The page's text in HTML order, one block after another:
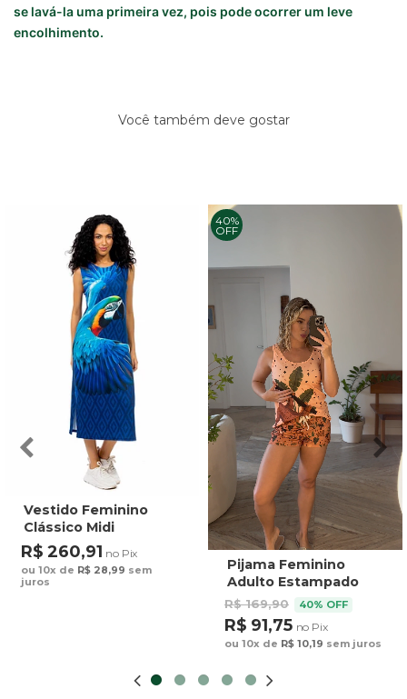
se lavá-la uma primeira vez, pois pode ocorrer um leve
encolhimento.
Você também deve gostar
Vestido Feminino
Clássico Midi
Estampado Maxi
Arara Fundo Azul
R$ 260,91 no Pix
ou 10x de R$ 28,99 sem
juros
40%
OFF
Pijama Feminino
Adulto Estampado
Preguiça Tucano
Fundo Marrom
R$ 169,90 40% OFF
R$ 91,75 no Pix
ou 10x de R$ 10,19 sem juros